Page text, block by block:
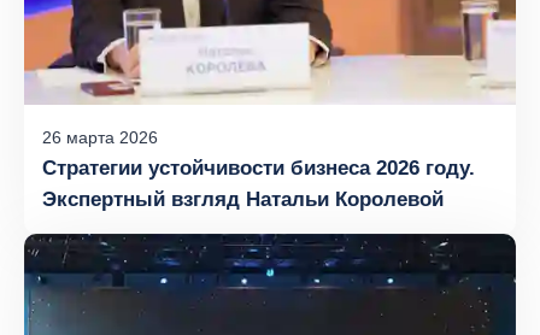
26 марта 2026
Стратегии устойчивости бизнеса 2026 году.
Экспертный взгляд Натальи Королевой